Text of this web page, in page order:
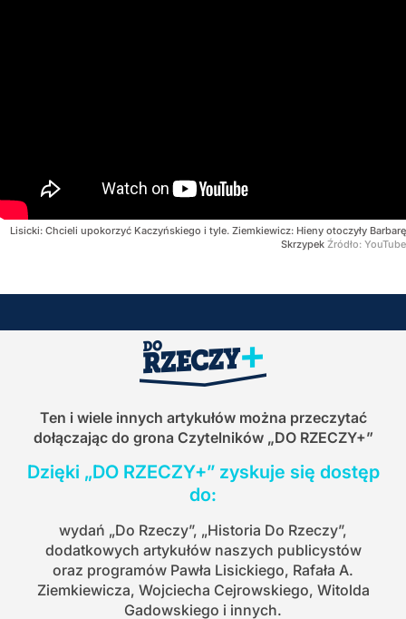
Lisicki: Chcieli upokorzyć Kaczyńskiego i tyle. Ziemkiewicz: Hieny otoczyły Barbarę
Skrzypek Źródło: YouTube
Ten i wiele innych artykułów można przeczytać
dołączając do grona Czytelników „DO RZECZY+”
Dzięki „DO RZECZY+” zyskuje się dostęp
do:
wydań „Do Rzeczy”, „Historia Do Rzeczy”,
dodatkowych artykułów naszych publicystów
oraz programów Pawła Lisickiego, Rafała A.
Ziemkiewicza, Wojciecha Cejrowskiego, Witolda
Gadowskiego i innych.